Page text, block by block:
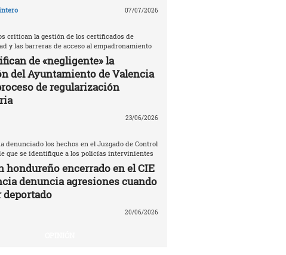
07/07/2026
critican la gestión de los certificados de
y las barreras de acceso al empadronamiento
de «negligente» la
del Ayuntamiento de Valencia
de regularización
23/06/2026
denunciado los hechos en el Juzgado de Control
que se identifique a los policías intervinientes
hondureño encerrado en el CIE
denuncia agresiones cuando
deportado
20/06/2026